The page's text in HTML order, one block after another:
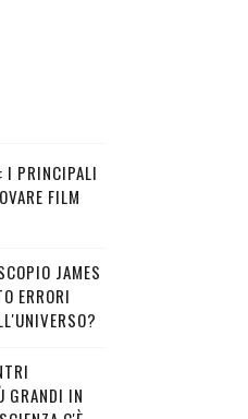
I PRINCIPALI
FILM
JAMES
ERRORI
GRANDI IN